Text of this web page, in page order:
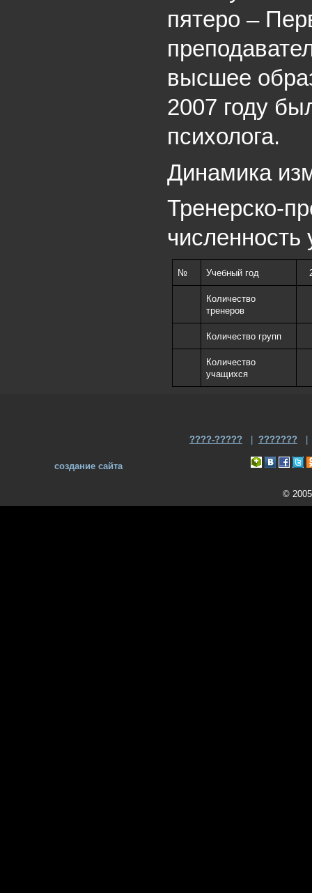
пятеро –
высшее
2007 году
психолога.
Динамика
Тренерско-
№ Учебный год
Количество
тренеров
Количество групп
Количество
учащихся
создание сайта
????-????? ???????
©